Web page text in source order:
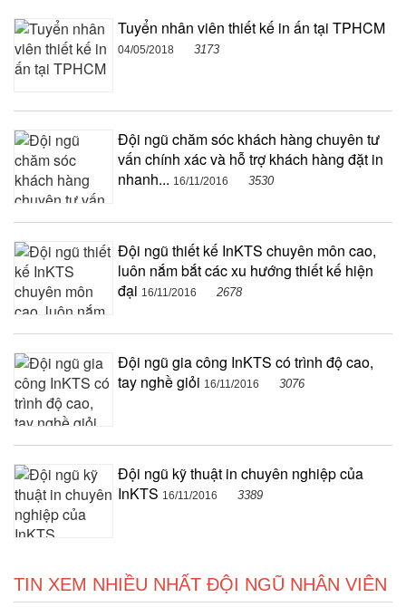
Tuyển nhân viên thiết kế in ấn tại TPHCM
04/05/2018 3173
Đội ngũ chăm sóc khách hàng chuyên tư
vấn chính xác và hỗ trợ khách hàng đặt in
nhanh... 16/11/2016 3530
Đội ngũ thiết kế InKTS chuyên môn cao,
luôn nắm bắt các xu hướng thiết kế hiện
đại 16/11/2016 2678
Đội ngũ gia công InKTS có trình độ cao,
tay nghề giỏi 16/11/2016 3076
Đội ngũ kỹ thuật in chuyên nghiệp của
InKTS 16/11/2016 3389
TIN XEM NHIỀU NHẤT ĐỘI NGŨ NHÂN VIÊN